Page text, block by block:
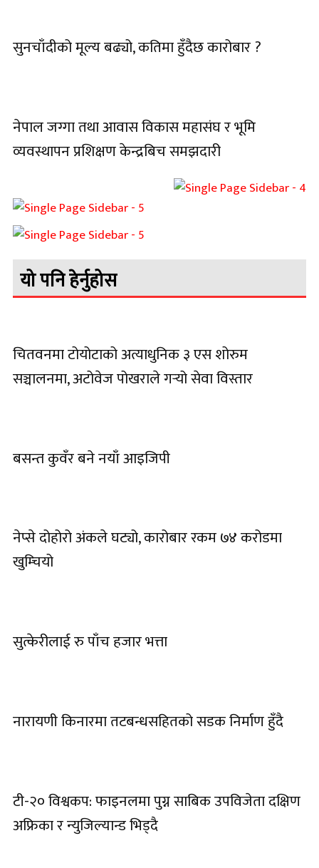
सुनचाँदीको मूल्य बढ्यो, कतिमा हुँदैछ कारोबार ?
नेपाल जग्गा तथा आवास विकास महासंघ र भूमि
व्यवस्थापन प्रशिक्षण केन्द्रबिच समझदारी
यो पनि हेर्नुहोस
चितवनमा टोयोटाको अत्याधुनिक ३ एस शोरुम
सञ्चालनमा, अटोवेज पोखराले गर्‍यो सेवा विस्तार
बसन्त कुवँर बने नयाँ आइजिपी
नेप्से दोहोरो अंकले घट्यो, कारोबार रकम ७४ करोडमा
खुम्चियो
सुत्केरीलाई रु पाँच हजार भत्ता
नारायणी किनारमा तटबन्धसहितको सडक निर्माण हुँदै
टी-२० विश्वकप: फाइनलमा पुग्न साबिक उपविजेता दक्षिण
अफ्रिका र न्युजिल्यान्ड भिड्दै